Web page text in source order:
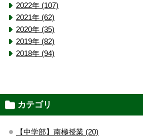
2022年 (107)
2021年 (62)
2020年 (35)
2019年 (82)
2018年 (94)
カテゴリ
【中学部】南極授業 (20)